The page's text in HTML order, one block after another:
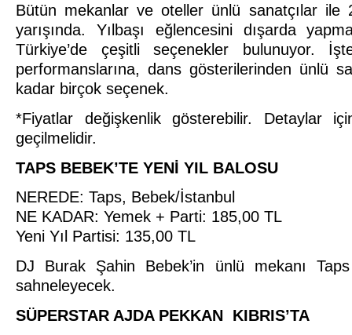
Bütün mekanlar ve oteller ünlü sanatçılar ile
yarışında. Yılbaşı eğlencesini dışarda
Türkiye’de çeşitli seçenekler bulunuyor.
performanslarına, dans gösterilerinden ünlü
kadar birçok seçenek.
*Fiyatlar değişkenlik gösterebilir. Detaylar
geçilmelidir.
TAPS BEBEK’TE YENİ YIL BALOSU
NEREDE: Taps, Bebek/İstanbul
NE KADAR: Yemek + Parti: 185,00 TL
Yeni Yıl Partisi: 135,00 TL
DJ Burak Şahin Bebek’in ünlü mekanı
sahneleyecek.
SÜPERSTAR AJDA PEKKAN KIBRIS’TA